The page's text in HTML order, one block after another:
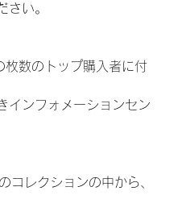
い。
数のトップ購入者に付
インフォメーションセン
レクションの中から、